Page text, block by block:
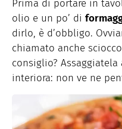
Prima di portare in
olio e un po’ di
dirlo, è d’obbligo.
chiamato anche
consiglio?
interiora: non ve ne